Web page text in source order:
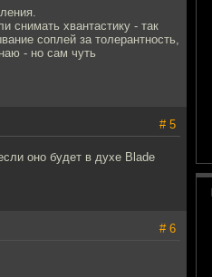
снимать хвантастику - так
соплей за толерантность,
- но сам чуть
# 5
оно будет в духе Blade
# 6